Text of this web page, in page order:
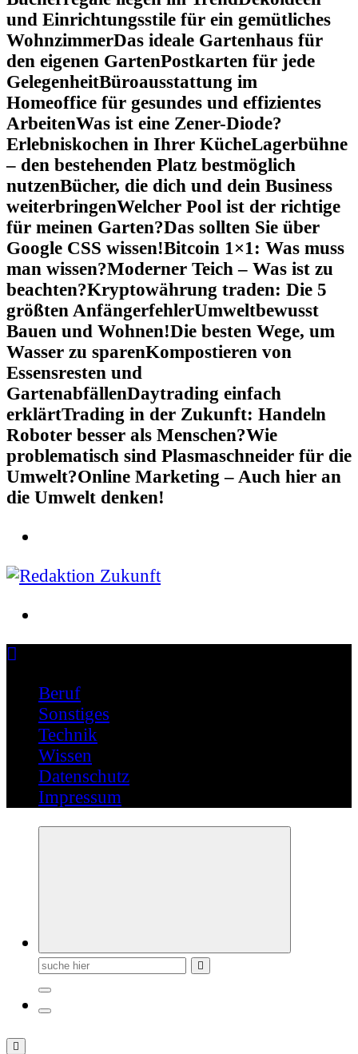
und Einrichtungsstile für ein gemütliches
WohnzimmerDas ideale Gartenhaus für
den eigenen GartenPostkarten für jede
GelegenheitBüroausstattung im
Homeoffice für gesundes und effizientes
ArbeitenWas ist eine Zener-Diode?
Erlebniskochen in Ihrer KücheLagerbühne
– den bestehenden Platz bestmöglich
nutzenBücher, die dich und dein Business
weiterbringenWelcher Pool ist der richtige
für meinen Garten?Das sollten Sie über
Google CSS wissen!Bitcoin 1×1: Was muss
man wissen?Moderner Teich – Was ist zu
beachten?Kryptowährung traden: Die 5
größten AnfängerfehlerUmweltbewusst
Bauen und Wohnen!Die besten Wege, um
Wasser zu sparenKompostieren von
Essensresten und
GartenabfällenDaytrading einfach
erklärtTrading in der Zukunft: Handeln
Roboter besser als Menschen?Wie
problematisch sind Plasmaschneider für die
Umwelt?Online Marketing – Auch hier an
die Umwelt denken!
Schreiben für die Zukunft
Beruf
Sonstiges
Technik
Wissen
Datenschutz
Impressum
Suchen
nach: